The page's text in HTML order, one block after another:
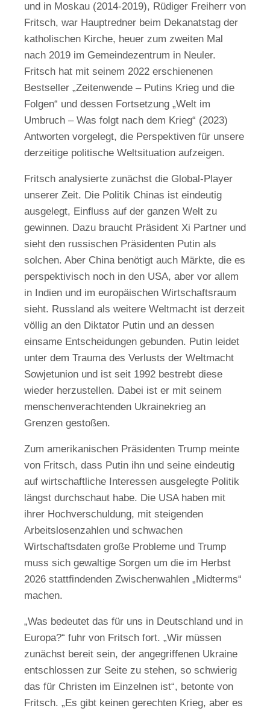
und in Moskau (2014-2019), Rüdiger Freiherr von
Fritsch, war Hauptredner beim Dekanatstag der
katholischen Kirche, heuer zum zweiten Mal
nach 2019 im Gemeindezentrum in Neuler.
Fritsch hat mit seinem 2022 erschienenen
Bestseller „Zeitenwende – Putins Krieg und die
Folgen“ und dessen Fortsetzung „Welt im
Umbruch – Was folgt nach dem Krieg“ (2023)
Antworten vorgelegt, die Perspektiven für unsere
derzeitige politische Weltsituation aufzeigen.
Fritsch analysierte zunächst die Global-Player
unserer Zeit. Die Politik Chinas ist eindeutig
ausgelegt, Einfluss auf der ganzen Welt zu
gewinnen. Dazu braucht Präsident Xi Partner und
sieht den russischen Präsidenten Putin als
solchen. Aber China benötigt auch Märkte, die es
perspektivisch noch in den USA, aber vor allem
in Indien und im europäischen Wirtschaftsraum
sieht. Russland als weitere Weltmacht ist derzeit
völlig an den Diktator Putin und an dessen
einsame Entscheidungen gebunden. Putin leidet
unter dem Trauma des Verlusts der Weltmacht
Sowjetunion und ist seit 1992 bestrebt diese
wieder herzustellen. Dabei ist er mit seinem
menschenverachtenden Ukrainekrieg an
Grenzen gestoßen.
Zum amerikanischen Präsidenten Trump meinte
von Fritsch, dass Putin ihn und seine eindeutig
auf wirtschaftliche Interessen ausgelegte Politik
längst durchschaut habe. Die USA haben mit
ihrer Hochverschuldung, mit steigenden
Arbeitslosenzahlen und schwachen
Wirtschaftsdaten große Probleme und Trump
muss sich gewaltige Sorgen um die im Herbst
2026 stattfindenden Zwischenwahlen „Midterms“
machen.
„Was bedeutet das für uns in Deutschland und in
Europa?“ fuhr von Fritsch fort. „Wir müssen
zunächst bereit sein, der angegriffenen Ukraine
entschlossen zur Seite zu stehen, so schwierig
das für Christen im Einzelnen ist“, betonte von
Fritsch. „Es gibt keinen gerechten Krieg, aber es